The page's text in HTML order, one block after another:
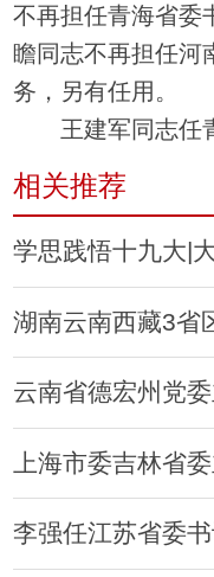
不再担任青海省委
瞻同志不再担任河
务，另有任用。
王建军同志任青
相关推荐
云南省德宏州党
上海市委吉林省
李强任江苏省委